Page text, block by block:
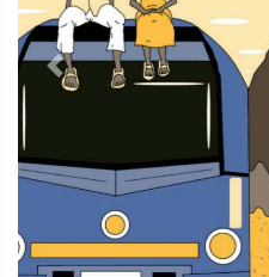
Previous